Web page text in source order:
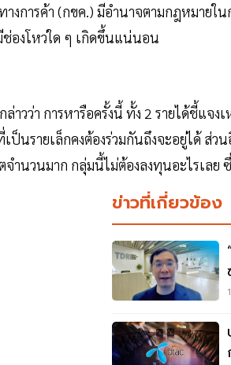
างการค้า (กขค.) มีอำนาจตามกฎหมาย
ช่องโหว่ใด ๆ เกิดขึ้นแน่นอน
ล่าวว่า การหารือครั้งนี้ ทั้ง 2 รายได้ชี้แจ
ป็นรายเล็กคงต้องร่วมกันถึงจะอยู่ได้ ส่
จำนวนมาก กลุ่มนี้ไม่ต้องลงทุนอะไรเลย
ข่าวที่เกี่ยวข้อง